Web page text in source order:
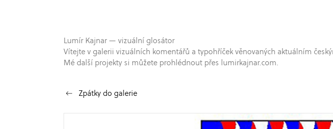
Lumír Kajnar — vizuální glosátor
Vítejte v galerii vizuálních komentářů a typohříček věnovaných aktuálním
Mé další projekty si můžete prohlédnout přes lumirkajnar.com.
Zpátky do galerie